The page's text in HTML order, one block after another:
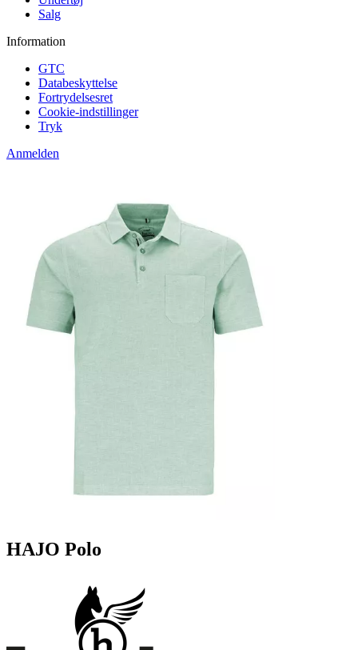
Salg
Information
GTC
Databeskyttelse
Fortrydelsesret
Cookie-indstillinger
Tryk
Anmelden
HAJO Polo